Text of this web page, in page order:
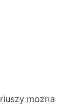
można